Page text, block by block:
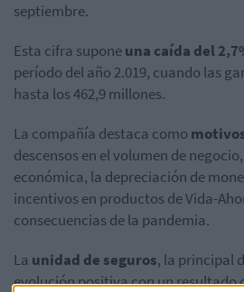
septiembre.
Esta cifra suponeuna caída del
período del año 2.019, cuando las
hasta los 462,9 millones.
La compañía destaca como
descensos en el volumen de
económica, la depreciación de
incentivos en productos de Vida-
consecuencias de la pandemia.
La unidad de seguros, la principal
evolución positiva con un resultado